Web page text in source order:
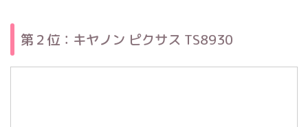
第２位：キヤノン ピクサス TS8930